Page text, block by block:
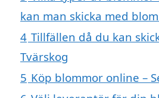
kan man skicka med
4 Tillfällen då du kan
Tvärskog
5 Köp blommor online –